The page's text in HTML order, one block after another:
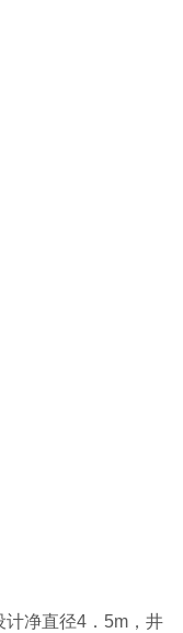
计净直径4．5m，井